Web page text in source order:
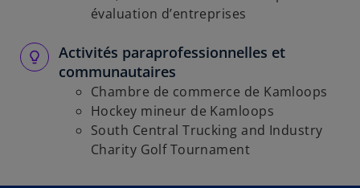
évaluation d’entreprises
Activités paraprofessionnelles et
communautaires
Chambre de commerce de Kamloops
Hockey mineur de Kamloops
South Central Trucking and Industry
Charity Golf Tournament